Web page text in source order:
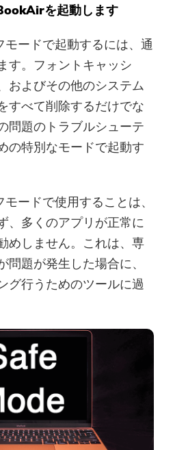
を起動します
ードで起動するには、通
す。フォントキャッシ
およびその他のシステム
すべて削除するだけでな
問題のトラブルシューテ
の特別なモードで起動す
ードで使用することは、
、多くのアプリが正常に
めしません。これは、専
題が発生した場合に、
グ行うためのツールに過